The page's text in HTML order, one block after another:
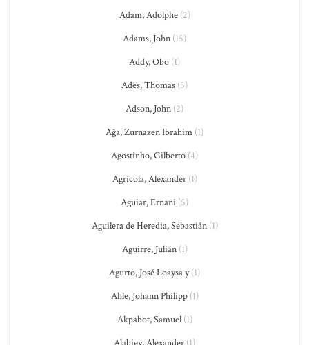
Adam, Adolphe(2)
Adams, John (15)
Addy, Obo (1)
Adès, Thomas (5)
Adson, John (2)
Ağa, Zurnazen Ibrahim (1)
Agostinho, Gilberto (4)
Agricola, Alexander(1)
Aguiar, Ernani (5)
Aguilera de Heredia, Sebastián(1)
Aguirre, Julián(1)
Agurto, José Loaysa y(1)
Ahle, Johann Philipp(1)
Akpabot, Samuel(1)